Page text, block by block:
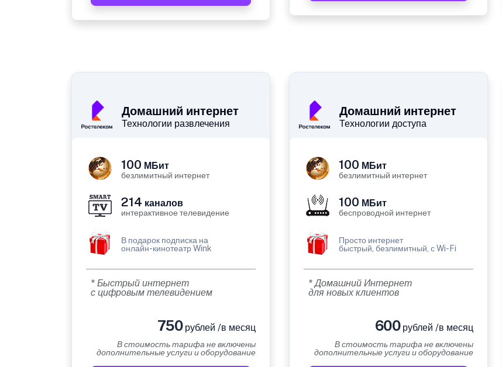
Домашний интернет
Технологии развлечения
100 МБит
безлимитный интернет
214 каналов
интерактивное телевидение
В подарок подписка на
онлайн-кинотеатр Wink
* Быстрый интернет
с цифровым телевидением
750рублей /в месяц
В стоимость тарифа не включены
дополнительные услуги и оборудование
Домашний интернет
Технологии доступа
100 МБит
безлимитный интернет
100 МБит
беспроводной интернет
Просто интернет
быстрый, безлимитный, с Wi-Fi
* Домашний Интернет
для новых клиентов
600рублей /в месяц
В стоимость тарифа не включены
дополнительные услуги и оборудование